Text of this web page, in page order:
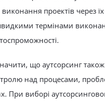
проектів через їх
термінами
що аутсорсинг також
над процесами,
При виборі